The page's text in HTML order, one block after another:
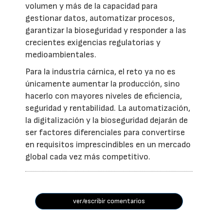
volumen y más de la capacidad para
gestionar datos, automatizar procesos,
garantizar la bioseguridad y responder a las
crecientes exigencias regulatorias y
medioambientales.
Para la industria cárnica, el reto ya no es
únicamente aumentar la producción, sino
hacerlo con mayores niveles de eficiencia,
seguridad y rentabilidad. La automatización,
la digitalización y la bioseguridad dejarán de
ser factores diferenciales para convertirse
en requisitos imprescindibles en un mercado
global cada vez más competitivo.
ver/escribir comentarios